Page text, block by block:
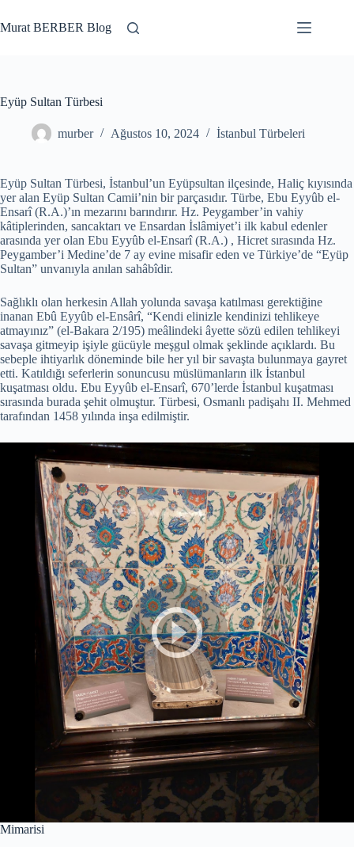
to
content
Murat BERBER Blog
Eyüp Sultan Türbesi
murber Ağustos 10, 2024 İstanbul Türbeleri
Eyüp Sultan Türbesi, İstanbul’un Eyüpsultan ilçesinde, Haliç kıyısında
yer alan Eyüp Sultan Camii’nin bir parçasıdır. Türbe, Ebu Eyyûb el-
Ensarî (R.A.)’ın mezarını barındırır. Hz. Peygamber’in vahiy
kâtiplerinden, sancaktarı ve Ensardan İslâmiyet’i ilk kabul edenler
arasında yer olan Ebu Eyyûb el-Ensarî (R.A.) , Hicret sırasında Hz.
Peygamber’i Medine’de 7 ay evine misafir eden ve Türkiye’de “Eyüp
Sultan” unvanıyla anılan sahâbîdir.
Sağlıklı olan herkesin Allah yolunda savaşa katılması gerektiğine
inanan Ebû Eyyûb el-Ensârî, “Kendi elinizle kendinizi tehlikeye
atmayınız” (el-Bakara 2/195) meâlindeki âyette sözü edilen tehlikeyi
savaşa gitmeyip işiyle gücüyle meşgul olmak şeklinde açıklardı. Bu
sebeple ihtiyarlık döneminde bile her yıl bir savaşta bulunmaya gayret
etti. Katıldığı seferlerin sonuncusu müslümanların ilk İstanbul
kuşatması oldu. Ebu Eyyûb el-Ensarî, 670’lerde İstanbul kuşatması
sırasında burada şehit olmuştur. Türbesi, Osmanlı padişahı II. Mehmed
tarafından 1458 yılında inşa edilmiştir.
Mimarisi